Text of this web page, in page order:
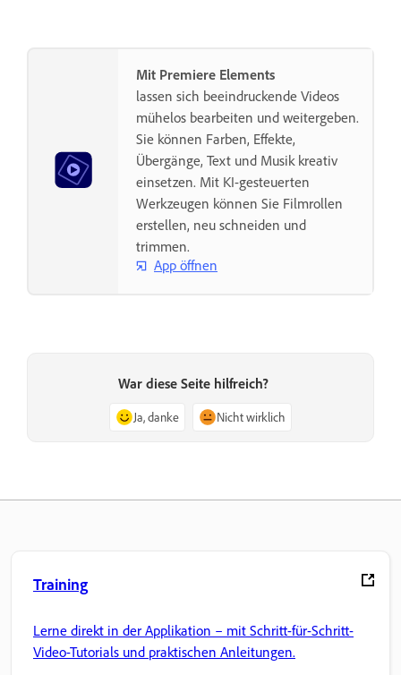
Mit Premiere Elements
lassen sich beeindruckende Videos
mühelos bearbeiten und weitergeben.
Sie können Farben, Effekte,
Übergänge, Text und Musik kreativ
einsetzen. Mit KI-gesteuerten
Werkzeugen können Sie Filmrollen
erstellen, neu schneiden und
trimmen.
App öffnen
War diese Seite hilfreich?
Ja, danke Nicht wirklich
Training
Lerne direkt in der Applikation – mit Schritt-für-Schritt-
Video-Tutorials und praktischen Anleitungen.